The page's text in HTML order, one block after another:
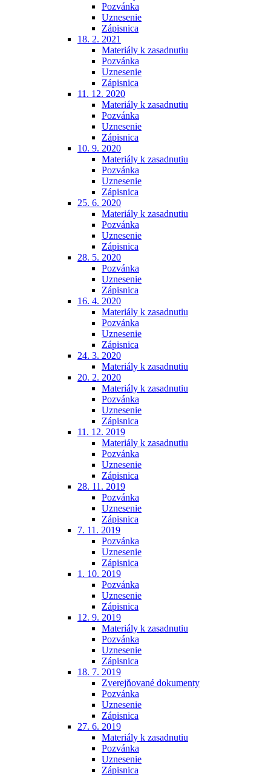
Pozvánka
Uznesenie
Zápisnica
18. 2. 2021
Materiály k zasadnutiu
Pozvánka
Uznesenie
Zápisnica
11. 12. 2020
Materiály k zasadnutiu
Pozvánka
Uznesenie
Zápisnica
10. 9. 2020
Materiály k zasadnutiu
Pozvánka
Uznesenie
Zápisnica
25. 6. 2020
Materiály k zasadnutiu
Pozvánka
Uznesenie
Zápisnica
28. 5. 2020
Pozvánka
Uznesenie
Zápisnica
16. 4. 2020
Materiály k zasadnutiu
Pozvánka
Uznesenie
Zápisnica
24. 3. 2020
Materiály k zasadnutiu
20. 2. 2020
Materiály k zasadnutiu
Pozvánka
Uznesenie
Zápisnica
11. 12. 2019
Materiály k zasadnutiu
Pozvánka
Uznesenie
Zápisnica
28. 11. 2019
Pozvánka
Uznesenie
Zápisnica
7. 11. 2019
Pozvánka
Uznesenie
Zápisnica
1. 10. 2019
Pozvánka
Uznesenie
Zápisnica
12. 9. 2019
Materiály k zasadnutiu
Pozvánka
Uznesenie
Zápisnica
18. 7. 2019
Zverejňované dokumenty
Pozvánka
Uznesenie
Zápisnica
27. 6. 2019
Materiály k zasadnutiu
Pozvánka
Uznesenie
Zápisnica